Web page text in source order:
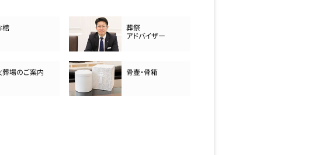
棺
葬祭
アドバイザー
葬場のご案内 骨壷・骨箱